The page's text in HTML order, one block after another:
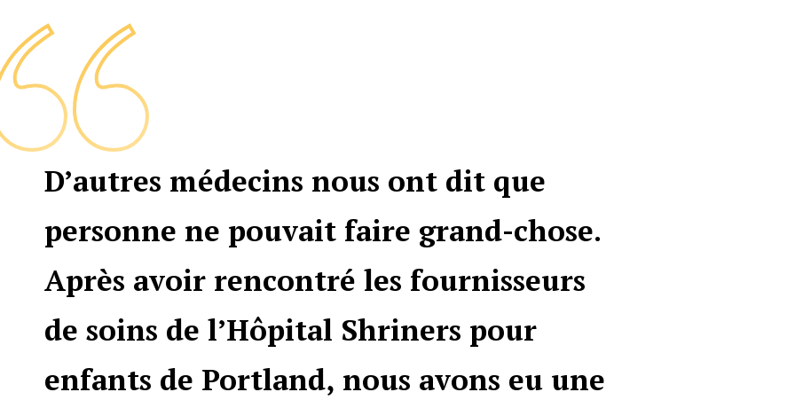
D’autres médecins nous ont dit que
personne ne pouvait faire grand-chose.
Après avoir rencontré les fournisseurs
de soins de l’Hôpital Shriners pour
enfants de Portland, nous avons eu une